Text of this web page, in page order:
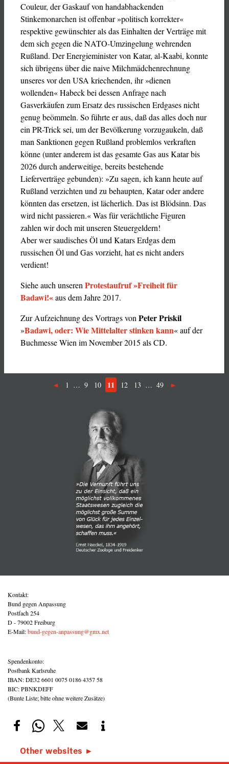
Couleur, der Gaskauf von handabhackenden
Stinkemonarchen ist offenbar »politisch korrekter«
respektive gewünschter als das Einhalten der Verträge mit
dem sich gegen die NATO-Umzingelung wehrenden
Rußland. Der Energieminister von Katar, al-Kaabi, konnte
sich übrigens über die naive Milchmädchenrechnung
unseres vor den USA kriechenden, ihr »dienen
wollenden« Habeck bei dessen Anfrage nach
Gasverkäufen zum Ersatz des russischen Erdgases nicht
genug beömmeln. So führte er aus, daß das alles doch nur
ein PR-Trick sei, um der Bevölkerung vorzugaukeln, daß
man Sanktionen gegen Rußland problemlos verkraften
könne (unter anderem ist das gesamte Gas aus Katar bis
2026 durch anderweitige, bereits bestehende
Lieferverträge gebunden): »Zu sagen, ich kann heute auf
Rußland verzichten und zu behaupten, Katar oder andere
könnten das ersetzen, ist lächerlich. Das ist Blödsinn. Das
wird nicht passieren.« Was für verächtliche Figuren
zahlen wir doch mit unseren Steuergeldern!
Aber wer saudisches Öl und Katars Erdgas dem
russischen Öl und Gas vorzieht, hat es nicht anders
verdient!
Siehe auch unseren Protestaufruf»Freiheit für
Badawi!«aus dem Jahre 2017.
Zur Aufzeichnung des Vortrags von Peter Priskil
»Badawi, oder: Wie Mittelalter stinken kann« auf der
Buchmesse Wien im November 2015 als CD.
1 … 9 10 11 12 13 … 49
Kontakt:
Bund gegen Anpassung
Postfach 254
D - 79002 Freiburg
E-Mail:bund-gegen-anpassung@gmx.net
Spendenkonto:
Postbank Karlsruhe
IBAN: DE32 6601 0075 0186 4357 58
BIC: PBNKDEFF
(Bunte Liste; bitte ohne weitere Zusätze)
Other websites